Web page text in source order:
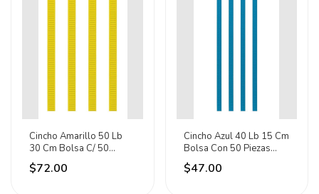
Cincho Amarillo 50 Lb
30 Cm Bolsa C/ 50
Piezas Volteck 41022
$72.00
Cincho Azul 40 Lb 15 Cm
Bolsa Con 50 Piezas
Volteck 41015
$47.00